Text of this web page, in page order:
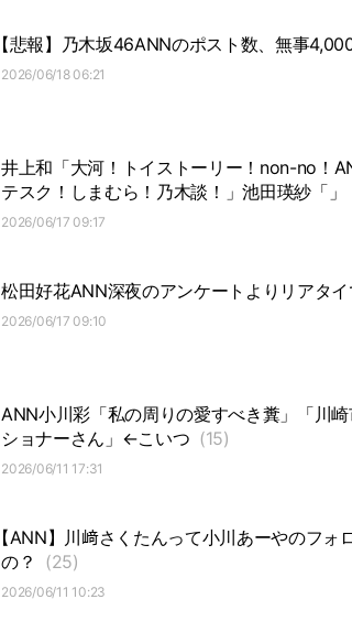
【悲報】乃木坂46ANNのポスト数、無事
2026/06/18 06:21
井上和「大河！トイストーリー！non-no！
テスク！しまむら！乃木談！」池田瑛紗「」
2026/06/17 09:17
松田好花ANN深夜のアンケートよりリアタ
2026/06/17 09:10
ANN小川彩「私の周りの愛すべき糞」「川
ショナーさん」←こいつ (15)
2026/06/11 17:31
【ANN】川﨑さくたんって小川あーやのフ
の？
(25)
2026/06/11 10:23